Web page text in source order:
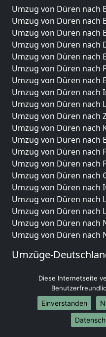
Umzug von Düren nach
Umzug von Düren nach
Umzug von Düren nach
Umzug von Düren nach
Umzug von Düren nach
Umzug von Düren nach
Umzug von Düren nach
Umzug von Düren nach
Umzug von Düren nach
Umzug von Düren nach
Umzug von Düren nach
Umzug von Düren nach
Umzug von Düren nach
Umzug von Düren nach
Umzug von Düren nach
Umzug von Düren nach
Umzug von Düren nach
Umzug von Düren nach
Umzug von Düren nach
Umzug von Düren nach
Umzüge-
Umzug von Düren nach
Umzug von Düren nach
Umzug von Düren nach
Umzug von Düren nach
Umzug von Düren nach
Diese Internetseite
Einverstanden